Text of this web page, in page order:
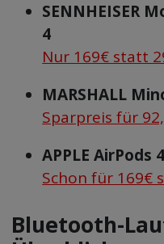
SENNHEISER
4
Nur 169€ statt
MARSHALL
Sparpreis für
APPLE AirPods 4
Schon für 169€
Bluetooth-